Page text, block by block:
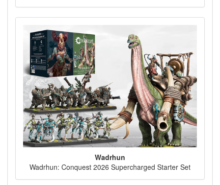
Wadrhun
Wadrhun: Conquest 2026 Supercharged Starter Set